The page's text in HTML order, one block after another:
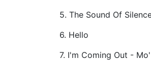
5. The Sound Of
6. Hello
7. I'm Coming Out -